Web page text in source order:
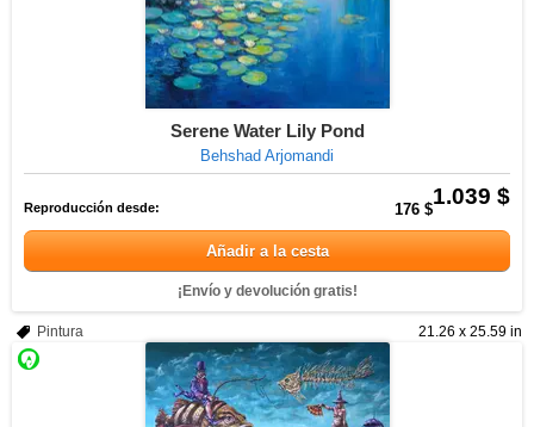
Serene Water Lily Pond
Behshad Arjomandi
1.039 $
Reproducción desde: 176 $
Añadir a la cesta
¡Envío y devolución gratis!
21.26 x 25.59 in
Pintura